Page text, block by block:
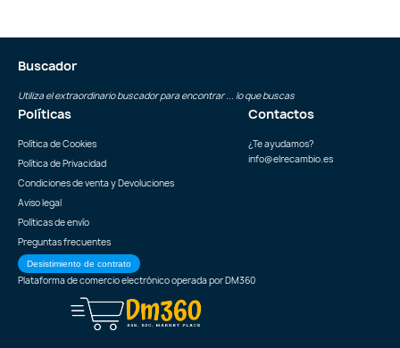
Buscador
Utiliza el extraordinario buscador para encontrar ... lo que buscas
Políticas
Política de Cookies
Política de Privacidad
Condiciones de venta y Devoluciones
Aviso legal
Políticas de envío
Preguntas frecuentes
Desistimiento de contrato
Contactos
¿Te ayudamos?
info@elrecambio.es
Plataforma de comercio electrónico operada porDM360